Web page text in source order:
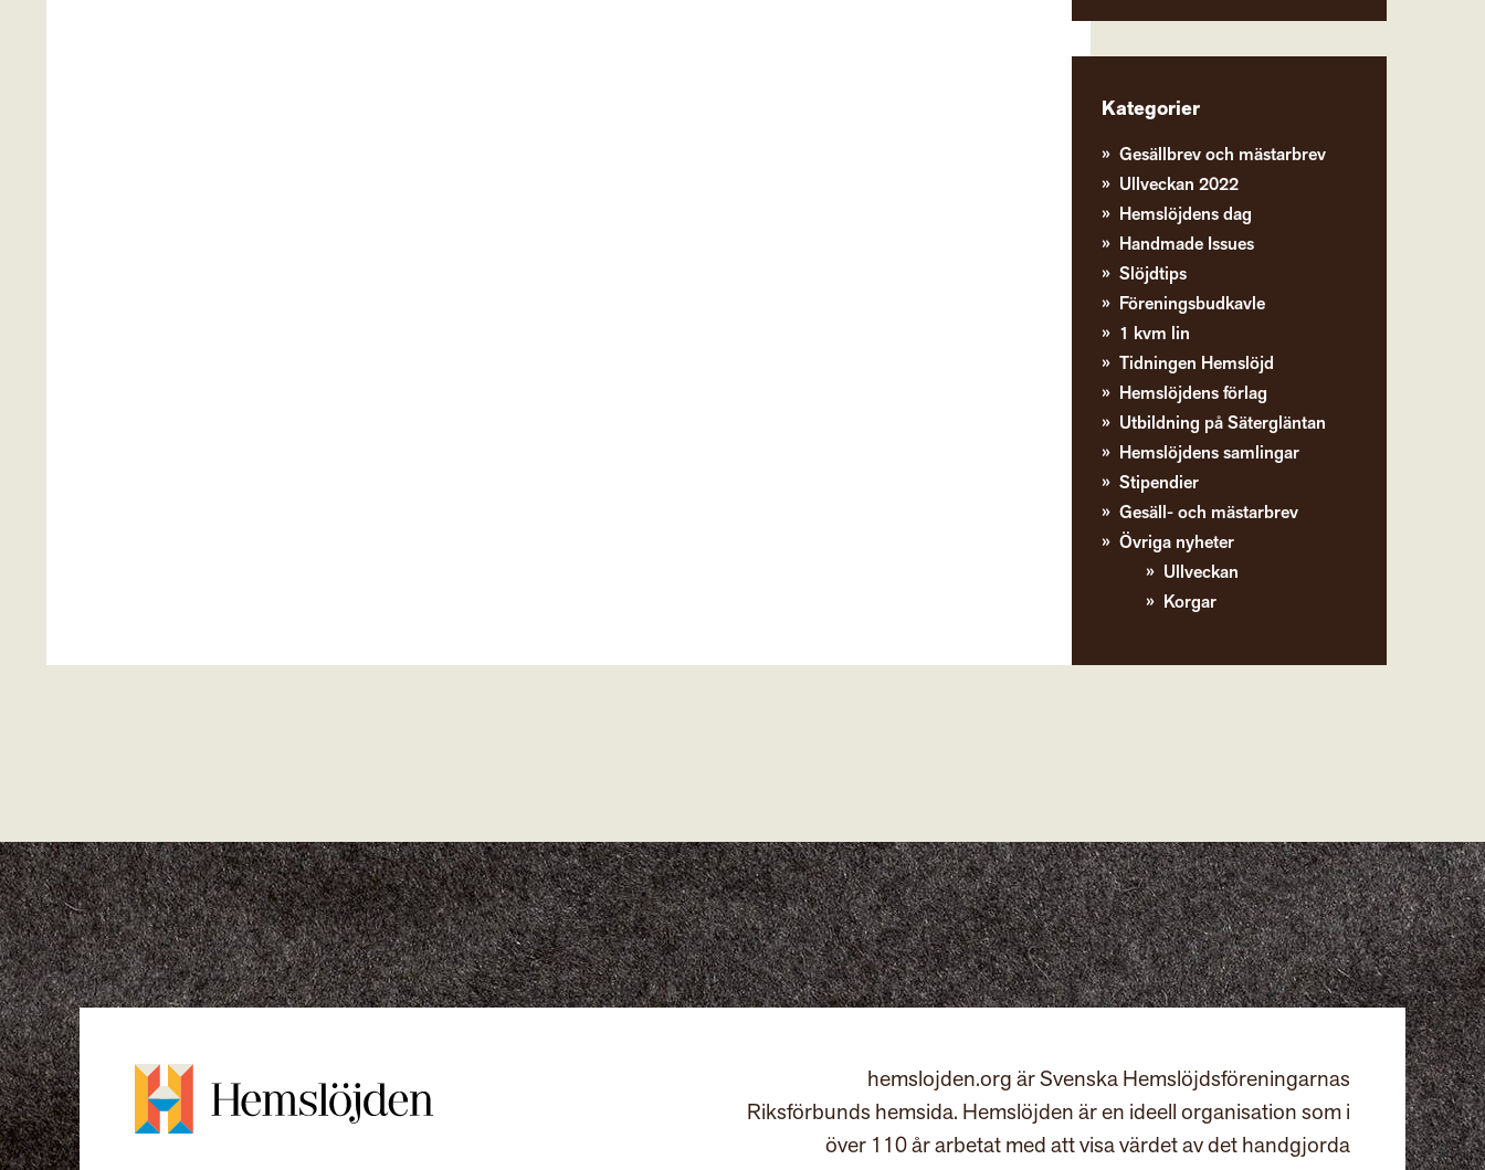
Kategorier
Gesällbrev och mästarbrev
Ullveckan 2022
Hemslöjdens dag
Handmade Issues
Slöjdtips
Föreningsbudkavle
1 kvm lin
Tidningen Hemslöjd
Hemslöjdens förlag
Utbildning på Sätergläntan
Hemslöjdens samlingar
Stipendier
Gesäll- och mästarbrev
Övriga nyheter
Ullveckan
Korgar
hemslojden.org är Svenska Hemslöjdsföreningarnas
Riksförbunds hemsida. Hemslöjden är en ideell organisation som i
över 110 år arbetat med att visa värdet av det handgjorda